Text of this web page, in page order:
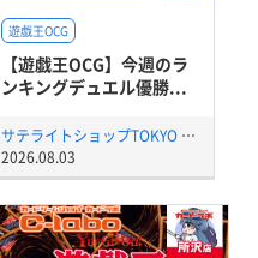
遊戯王OCG
【遊戯王OCG】今週のラ
ンキングデュエル優勝...
サテライトショップTOKYO 秋葉原店
2026.08.03